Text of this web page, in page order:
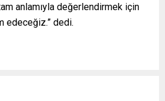
anlamıyla değerlendirmek için
edeceğiz.” dedi.